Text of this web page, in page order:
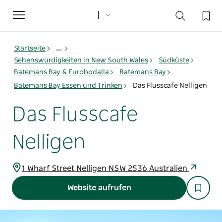
Toggle
navigation
Startseite
...
Sehenswürdigkeiten in New South Wales
Südküste
Batemans Bay & Eurobodalla
Batemans Bay
Batemans Bay Essen und Trinken
Das Flusscafe Nelligen
Das Flusscafe
Nelligen
1 Wharf Street Nelligen NSW 2536 Australien
Website aufrufen